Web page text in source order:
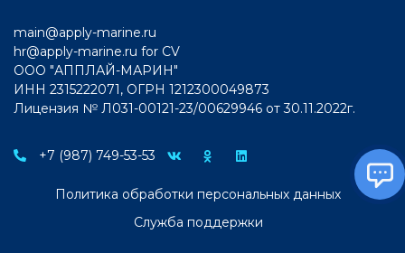
main@apply-marine.ru
hr@apply-marine.ru for CV
ООО "АППЛАЙ-МАРИН"
ИНН 2315222071, ОГРН 1212300049873
Лицензия № Л031-00121-23/00629946 от 30.11.2022г.
+7 (987) 749-53-53
Политика обработки персональных данных
Служба поддержки